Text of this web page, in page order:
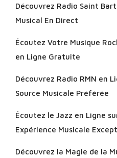
Découvrez Radio Saint
Musical En Direct
Écoutez Votre Musique
en Ligne Gratuite
Découvrez Radio RMN en
Source Musicale Préférée
Écoutez le Jazz en Ligne
Expérience Musicale
Découvrez la Magie de la